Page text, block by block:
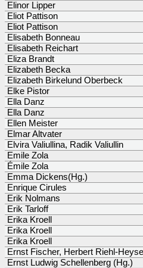
Elinor Lipper
Eliot Pattison
Eliot Pattison
Elisabeth Bonneau
Elisabeth Reichart
Eliza Brandt
Elizabeth Becka
Elizabeth Birkelund Oberbeck
Elke Pistor
Ella Danz
Ella Danz
Ellen Meister
Elmar Altvater
Elvira Valiullina, Radik Valiullin
Emile Zola
Émile Zola
Emma Dickens(Hg.)
Enrique Cirules
Erik Nolmans
Erik Tarloff
Erika Kroell
Erika Kroell
Erika Kroell
Ernst Fischer, Herbert Riehl-
Ernst Ludwig Schellenberg (Hg.)